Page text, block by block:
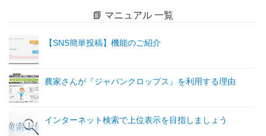
📗 マニュアル 一覧
【SNS簡単投稿】機能のご紹介
農家さんが『ジャパンクロップス』を利用する理由
インターネット検索で上位表示を目指しましょう